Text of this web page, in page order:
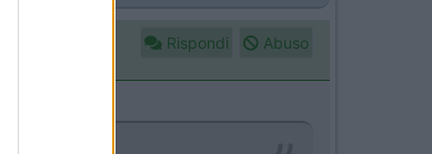
Rispondi Abuso